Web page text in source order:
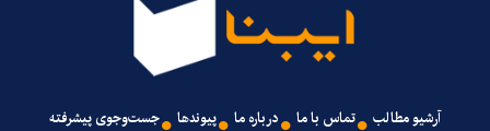
آرشیو مطالب تماس با ما درباره ما پیوندها جست‌وجوی پیشرفته